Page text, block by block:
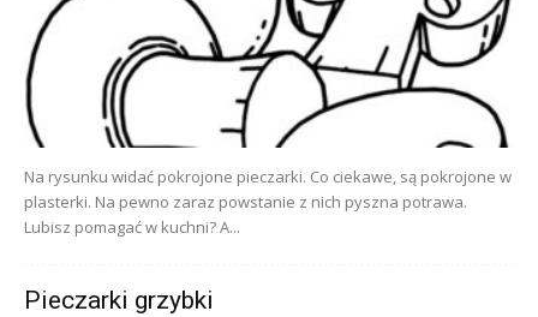
Na rysunku widać pokrojone pieczarki. Co ciekawe, są pokrojone w
plasterki. Na pewno zaraz powstanie z nich pyszna potrawa.
Lubisz pomagać w kuchni? A...
Pieczarki grzybki